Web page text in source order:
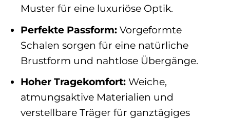
Muster für eine luxuriöse Optik.
Perfekte Passform:Vorgeformte
Schalen sorgen für eine natürliche
Brustform und nahtlose Übergänge.
Hoher Tragekomfort:Weiche,
atmungsaktive Materialien und
verstellbare Träger für ganztägiges